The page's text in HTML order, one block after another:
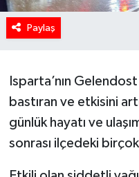
Paylaş
Isparta’nın
bastıran ve etkisini
günlük hayatı ve
sonrası ilçedeki
Oyun
RESMİ İLANLAR
Spor